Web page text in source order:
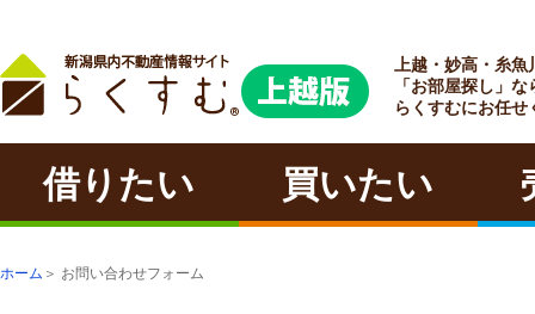
ラクチン
上越・妙高・糸魚
「お部屋探し」な
らくすむにお任せ
借りたい 買いたい
ホーム ＞ お問い合わせフォーム